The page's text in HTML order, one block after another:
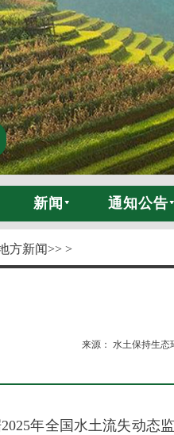
新闻 通知公告
方新闻>> >
来源： 水土保持生
年全国水土流失动态